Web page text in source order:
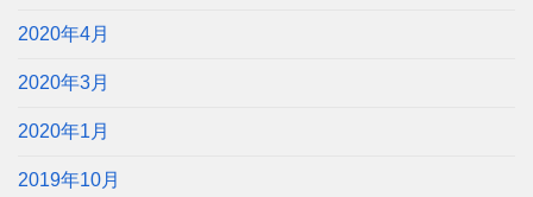
2020年4月
2020年3月
2020年1月
2019年10月